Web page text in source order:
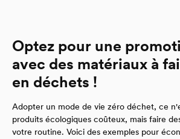
Optez pour une
avec des matériaux à
en déchets !
Adopter un mode de vie zéro déchet, ce
produits écologiques coûteux, mais faire
votre routine. Voici des exemples pour